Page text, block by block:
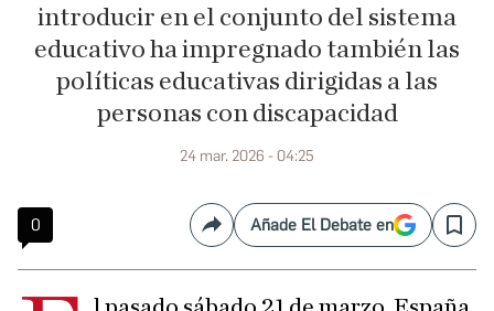
introducir en el conjunto del sistema
educativo ha impregnado también las
políticas educativas dirigidas a las
personas con discapacidad
24 mar. 2026 - 04:25
0 CompartirAñade El Debate en Save